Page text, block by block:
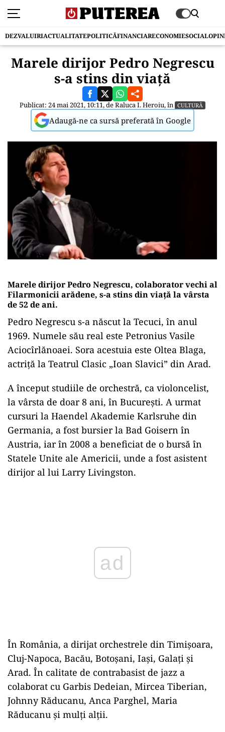
DEZVALUIRIACTUALITATEPOLITICĂFINANCIARECONOMIESOCIAL
Marele dirijor Pedro Negrescu
s-a stins din viață
Publicat: 24 mai 2021, 10:11, deRaluca I. Heroiu, în CULTURĂ
Adaugă-ne ca sursă preferată în Google
Marele dirijor Pedro Negrescu, colaborator vechi al
Filarmonicii arădene, s-a stins din viață la vârsta
de 52 de ani.
Pedro Negrescu s-a născut la Tecuci, în anul
1969. Numele său real este Petronius Vasile
Aciocîrlănoaei. Sora acestuia este Oltea Blaga,
actriță la Teatrul Clasic „Ioan Slavici” din Arad.
A început studiile de orchestră, ca violoncelist,
la vârsta de doar 8 ani, în București. A urmat
cursuri la Haendel Akademie Karlsruhe din
Germania, a fost bursier la Bad Goisern în
Austria, iar în 2008 a beneficiat de o bursă în
Statele Unite ale Americii, unde a fost asistent
dirijor al lui Larry Livingston.
În România, a dirijat orchestrele din Timișoara,
Cluj-Napoca, Bacău, Botoșani, Iași, Galați și
Arad. În calitate de contrabasist de jazz a
colaborat cu Garbis Dedeian, Mircea Tiberian,
Johnny Răducanu, Anca Parghel, Maria
Răducanu și mulți alții.